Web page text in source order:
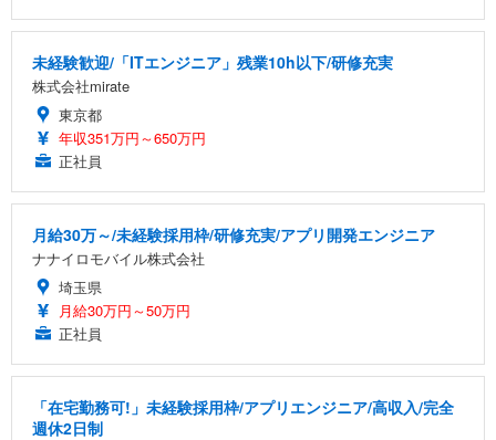
未経験歓迎/「ITエンジニア」残業10h以下/研修充実
株式会社mirate
東京都
年収351万円～650万円
正社員
月給30万～/未経験採用枠/研修充実/アプリ開発エンジニア
ナナイロモバイル株式会社
埼玉県
月給30万円～50万円
正社員
「在宅勤務可!」未経験採用枠/アプリエンジニア/高収入/完全
週休2日制